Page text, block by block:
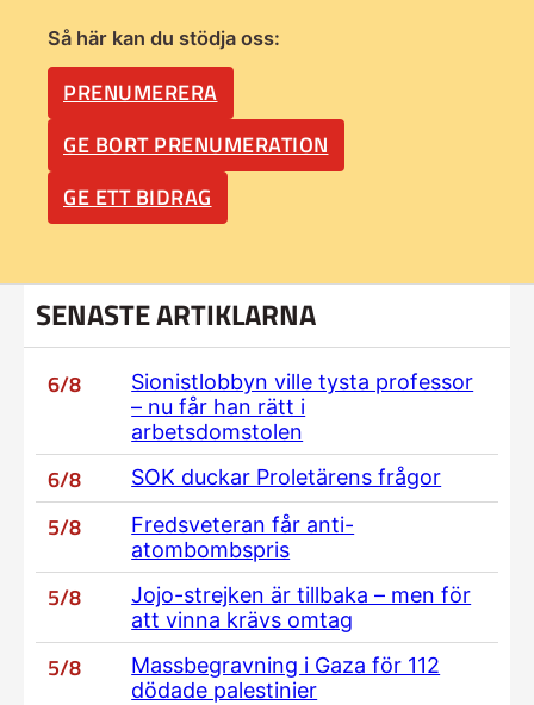
Så här kan du stödja oss:
PRENUMERERA
GE BORT PRENUMERATION
GE ETT BIDRAG
SENASTE ARTIKLARNA
6/8
Sionistlobbyn ville tysta professor
– nu får han rätt i
arbetsdomstolen
6/8 SOK duckar Proletärens frågor
5/8
Fredsveteran får anti-
atombombspris
5/8
Jojo-strejken är tillbaka – men för
att vinna krävs omtag
5/8
Massbegravning i Gaza för 112
dödade palestinier